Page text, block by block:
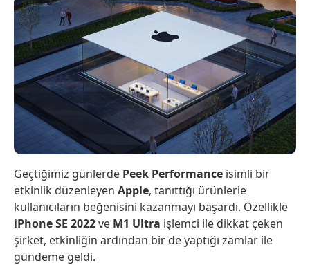
Geçtiğimiz günlerde Peek Performance isimli bir
etkinlik düzenleyen Apple, tanıttığı ürünlerle
kullanıcıların beğenisini kazanmayı başardı. Özellikle
iPhone SE 2022ve M1 Ultra işlemci ile dikkat çeken
şirket, etkinliğin ardından bir de yaptığı zamlar ile
gündeme geldi.